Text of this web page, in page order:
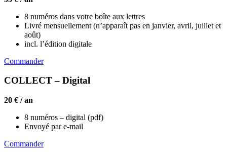
8 numéros dans votre boîte aux lettres
Livré mensuellement (n’apparaît pas en janvier, avril, juillet et
août)
incl. l’édition digitale
Commander
COLLECT – Digital
20 € / an
8 numéros – digital (pdf)
Envoyé par e-mail
Commander